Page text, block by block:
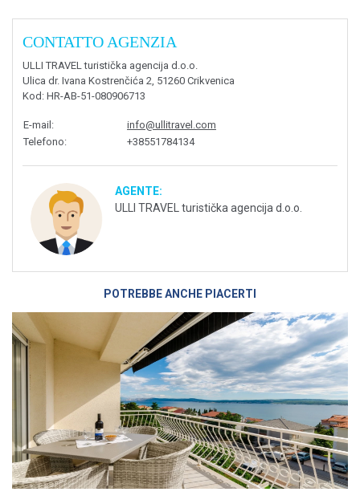
CONTATTO AGENZIA
ULLI TRAVEL turistička agencija d.o.o.
Ulica dr. Ivana Kostrenčića 2, 51260 Crikvenica
Kod : HR-AB-51-080906713
E-mail :
info@ullitravel.com
Telefono: +38551784134
AGENTE:
ULLI TRAVEL turistička agencija d.o.o.
POTREBBE ANCHE PIACERTI